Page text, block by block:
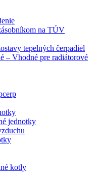
na TÚV
tepelných čerpadiel
– Vhodné pre radiátorové
jednotky
kotly